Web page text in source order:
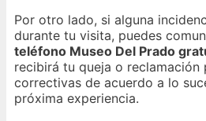
Por otro lado, si alguna
durante tu visita, puedes
teléfono Museo Del Prado
recibirá tu queja o reclamación
correctivas de acuerdo a lo
próxima experiencia.